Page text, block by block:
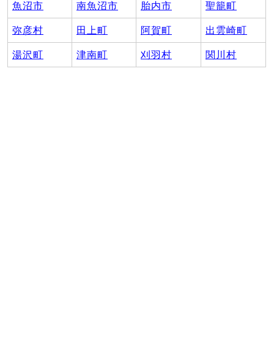
魚沼市 南魚沼市 胎内市 聖籠町
弥彦村 田上町 阿賀町 出雲崎町
湯沢町 津南町 刈羽村 関川村